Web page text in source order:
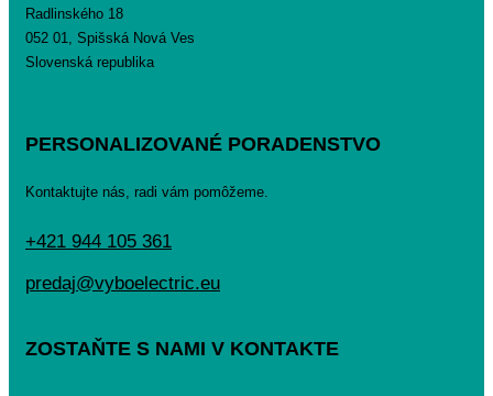
Radlinského 18
052 01, Spišská Nová Ves
Slovenská republika
PERSONALIZOVANÉ PORADENSTVO
Kontaktujte nás, radi vám pomôžeme.
+421 944 105 361
predaj@vyboelectric.eu
ZOSTAŇTE S NAMI V KONTAKTE